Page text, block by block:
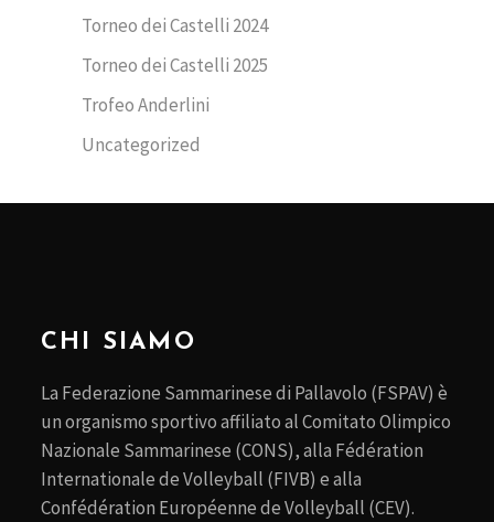
Torneo dei Castelli 2024
Torneo dei Castelli 2025
Trofeo Anderlini
Uncategorized
CHI SIAMO
La Federazione Sammarinese di Pallavolo (FSPAV) è
un organismo sportivo affiliato al Comitato Olimpico
Nazionale Sammarinese (CONS), alla Fédération
Internationale de Volleyball (FIVB) e alla
Confédération Européenne de Volleyball (CEV).